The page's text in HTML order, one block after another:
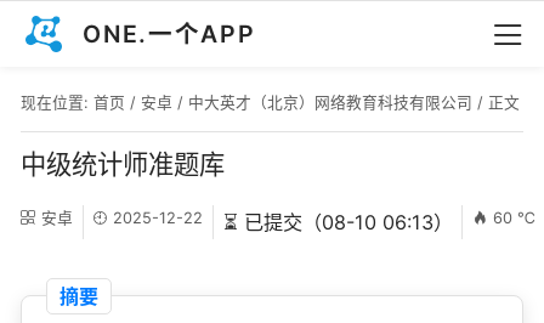
ONE.一个APP
现在位置: 首页 / 安卓 / 中大英才（北京）网络教育科技有限公司 / 正文
中级统计师准题库
安卓 2025-12-22 ⏳ 已提交（08-10 06:13） 60 ℃
摘要